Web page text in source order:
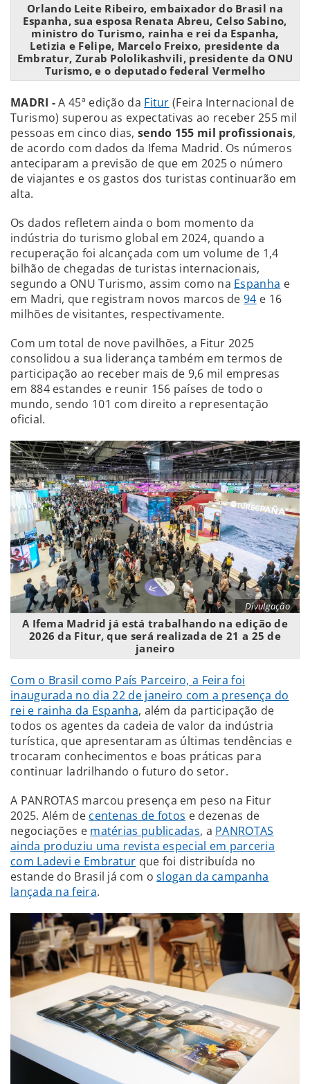
Orlando Leite Ribeiro, embaixador do Brasil na
Espanha, sua esposa Renata Abreu, Celso Sabino,
ministro do Turismo, rainha e rei da Espanha,
Letizia e Felipe, Marcelo Freixo, presidente da
Embratur, Zurab Pololikashvili, presidente da ONU
Turismo, e o deputado federal Vermelho
MADRI -A 45ª edição da Fitur (Feira Internacional de
Turismo) superou as expectativas ao receber 255 mil
pessoas em cinco dias, sendo 155 mil profissionais,
de acordo com dados da Ifema Madrid. Os números
anteciparam a previsão de que em 2025 o número
de viajantes e os gastos dos turistas continuarão em
alta.
Os dados refletem ainda o bom momento da
indústria do turismo global em 2024, quando a
recuperação foi alcançada com um volume de 1,4
bilhão de chegadas de turistas internacionais,
segundo a ONU Turismo, assim como na Espanha e
em Madri, que registram novos marcos de 94 e 16
milhões de visitantes, respectivamente.
Com um total de nove pavilhões, a Fitur 2025
consolidou a sua liderança também em termos de
participação ao receber mais de 9,6 mil empresas
em 884 estandes e reunir 156 países de todo o
mundo, sendo 101 com direito a representação
oficial.
Divulgação
A Ifema Madrid já está trabalhando na edição de
2026 da Fitur, que será realizada de 21 a 25 de
janeiro
Com o Brasil como País Parceiro, a Feira foi
inaugurada no dia 22 de janeiro com a presença do
rei e rainha da Espanha, além da participação de
todos os agentes da cadeia de valor da indústria
turística, que apresentaram as últimas tendências e
trocaram conhecimentos e boas práticas para
continuar ladrilhando o futuro do setor.
A PANROTAS marcou presença em peso na Fitur
2025. Além de centenas de fotos e dezenas de
negociações e matérias publicadas, a PANROTAS
ainda produziu uma revista especial em parceria
com Ladevi e Embratur que foi distribuída no
estande do Brasil já com oslogan da campanha
lançada na feira.